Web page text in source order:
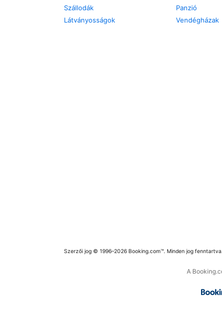
Szállodák
Látványosságok
Panzió
Vendégházak
Szerzői jog © 1996–2026 Booking.com™. Minden jog fenntartva.
A